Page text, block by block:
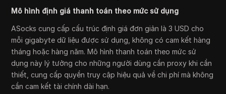
Mô hình định giá thanh toán theo mức sử dụng
ASocks cung cấp cấu trúc định giá đơn giản là 3 USD cho
mỗi gigabyte dữ liệu được sử dụng, không có cam kết hàng
tháng hoặc hàng năm. Mô hình thanh toán theo mức sử
dụng này lý tưởng cho những người dùng cần proxy khi cần
thiết, cung cấp quyền truy cập hiệu quả về chi phí mà không
cần cam kết tài chính dài hạn.